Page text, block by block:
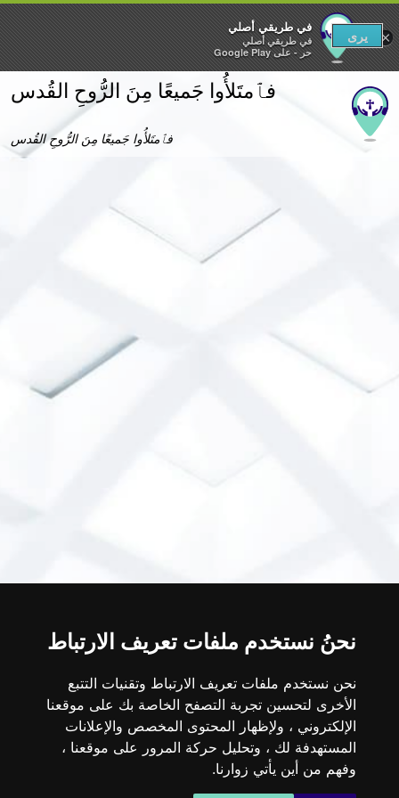
نحنُ نستخدم ملفات تعريف الارتباط
نحن نستخدم ملفات تعريف الارتباط وتقنيات التتبع
الأخرى لتحسين تجربة التصفح الخاصة بك على موقعنا
الإلكتروني ، ولإظهار المحتوى المخصص والإعلانات
المستهدفة لك ، وتحليل حركة المرور على موقعنا ،
وفهم من أين يأتي زوارنا.
×
في طريقي أصلي‎
في طريقي أصلي‎
حر - على Google Play
يرى
فٱمتَلأُوا جَميعًا مِنَ الرُّوحِ القُدس
فٱمتَلأُوا جَميعًا مِنَ الرُّوحِ القُدس